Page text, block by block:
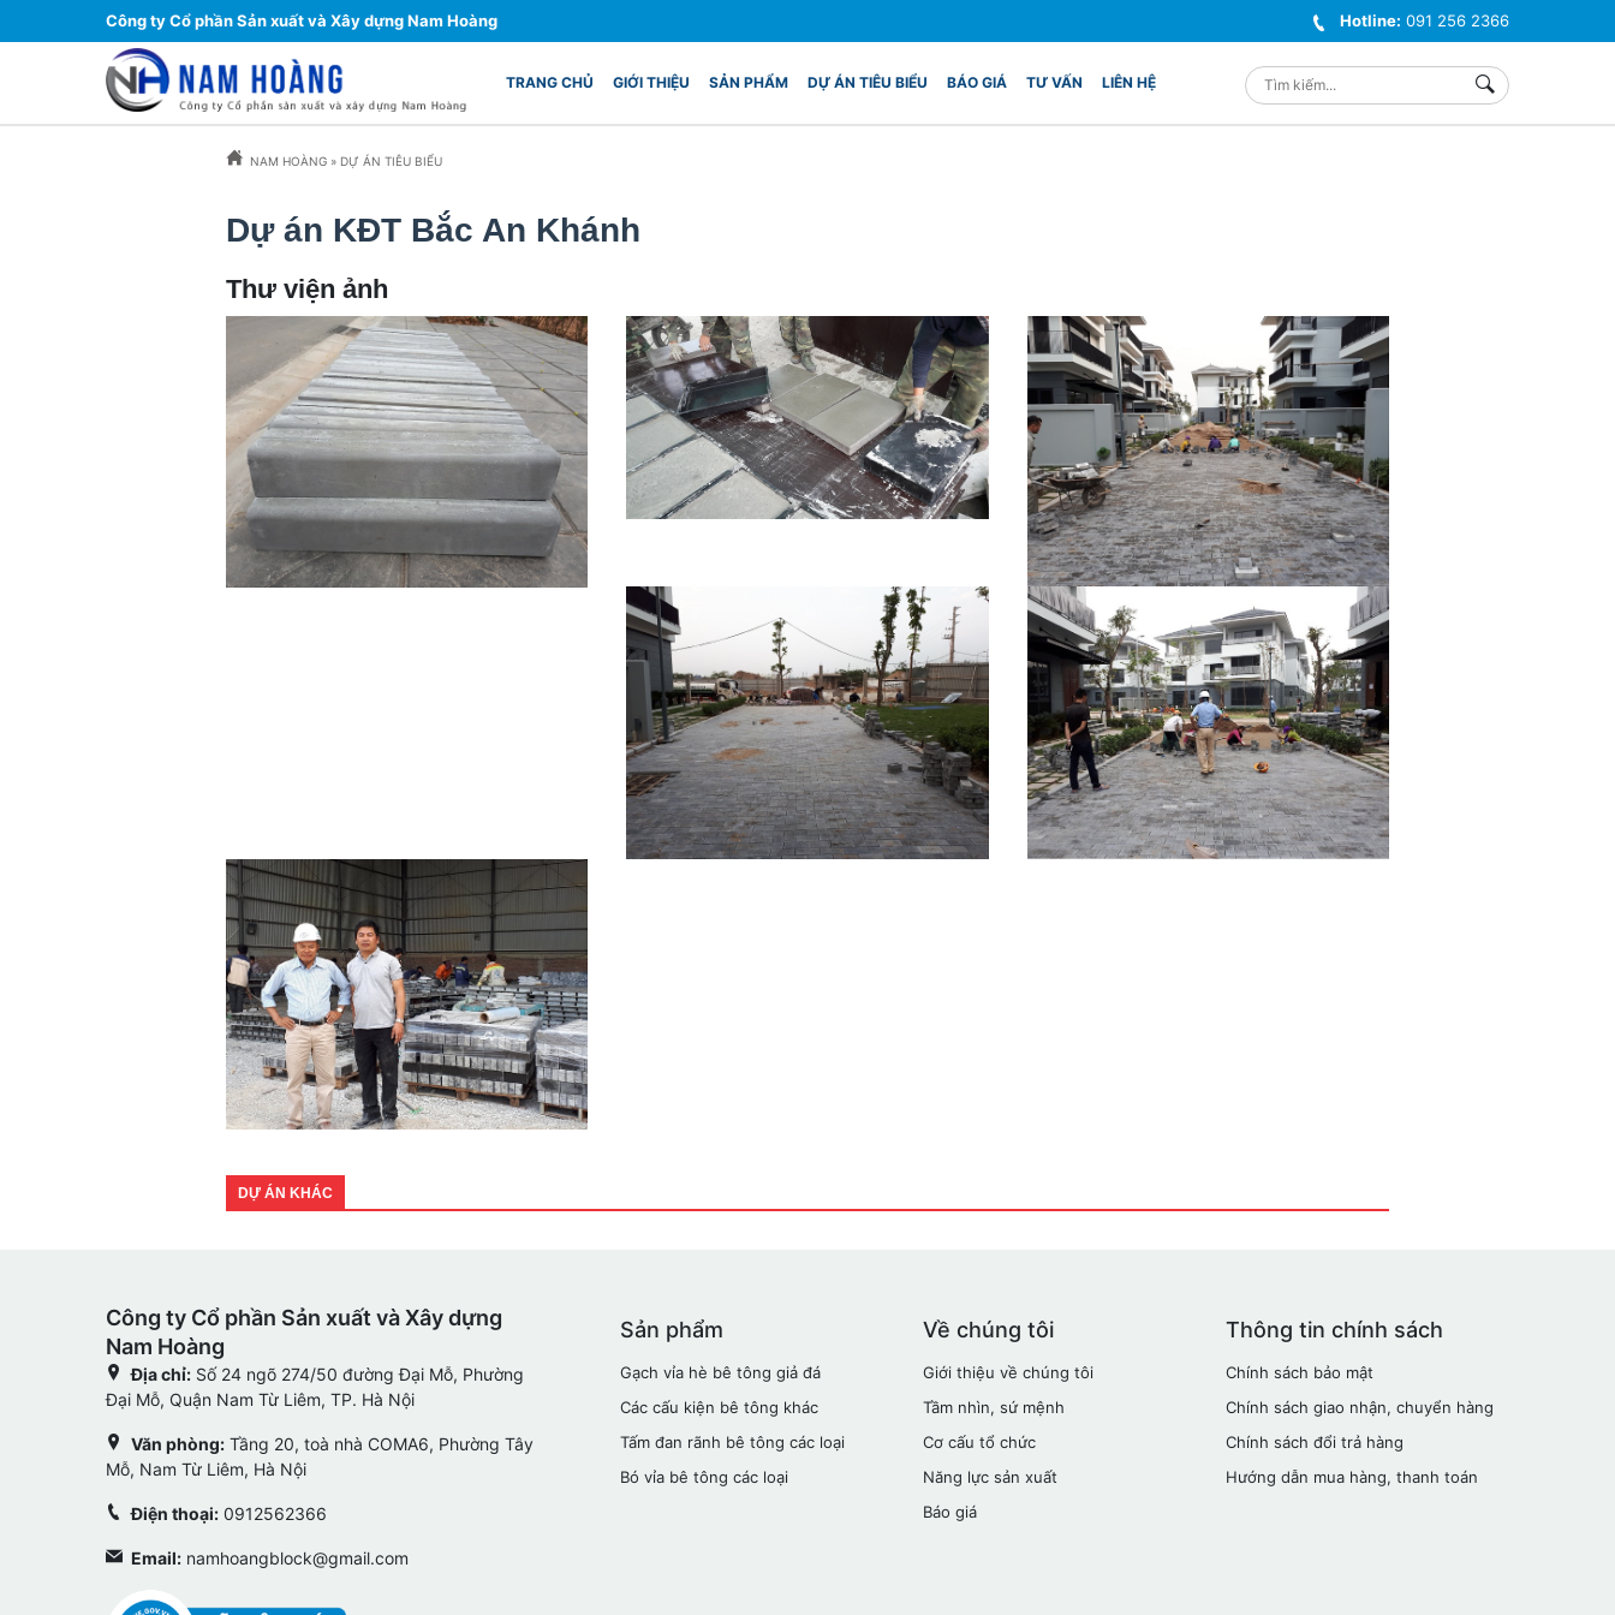
Công ty Cổ phần Sản xuất và Xây dựng Nam Hoàng Hotline: 091 256 2366
TRANG CHỦ GIỚI THIỆU SẢN PHẨM DỰ ÁN TIÊU BIỂU BÁO GIÁ TƯ VẤN LIÊN HỆ
NAM HOÀNG » DỰ ÁN TIÊU BIỂU
Dự án KĐT Bắc An Khánh
Thư viện ảnh
DỰ ÁN KHÁC
Thông tin chính sách
Chính sách bảo mật
Chính sách giao nhận, chuyển hàng
Chính sách đổi trả hàng
Hướng dẫn mua hàng, thanh toán
Về chúng tôi
Giới thiệu về chúng tôi
Tầm nhìn, sứ mệnh
Cơ cấu tổ chức
Năng lực sản xuất
Báo giá
Sản phẩm
Gạch vỉa hè bê tông giả đá
Các cấu kiện bê tông khác
Tấm đan rãnh bê tông các loại
Bó vỉa bê tông các loại
Công ty Cổ phần Sản xuất và Xây dựng
Nam Hoàng
Địa chỉ: Số 24 ngõ 274/50 đường Đại Mỗ, Phường
Đại Mỗ, Quận Nam Từ Liêm, TP. Hà Nội
Văn phòng: Tầng 20, toà nhà COMA6, Phường Tây
Mỗ, Nam Từ Liêm, Hà Nội
Điện thoại: 0912562366
Email: namhoangblock@gmail.com